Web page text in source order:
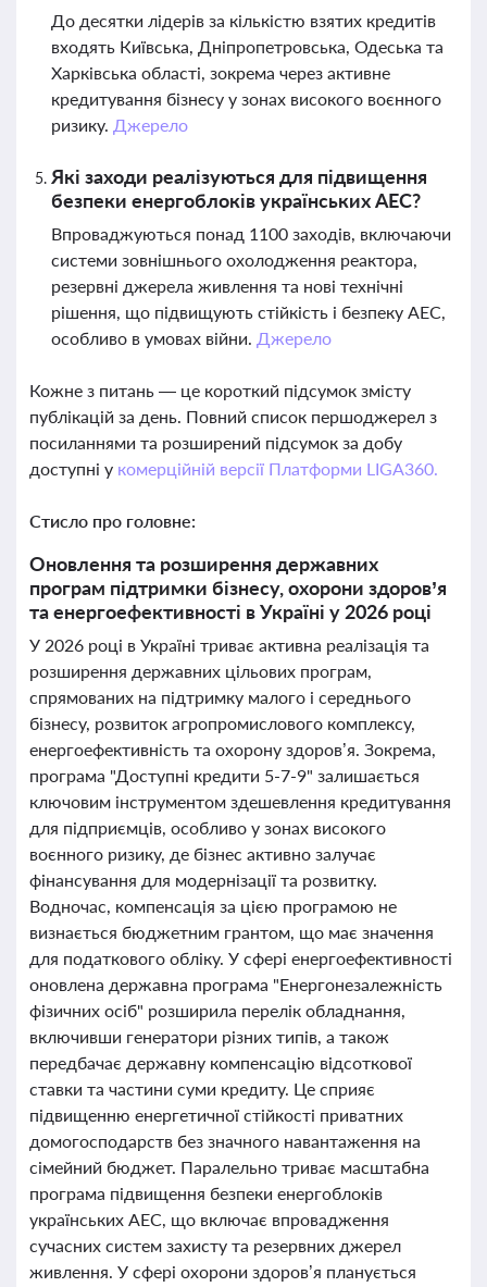
До десятки лідерів за кількістю взятих кредитів
входять Київська, Дніпропетровська, Одеська та
Харківська області, зокрема через активне
кредитування бізнесу у зонах високого воєнного
ризику. Джерело
Які заходи реалізуються для підвищення
безпеки енергоблоків українських АЕС?
Впроваджуються понад 1100 заходів, включаючи
системи зовнішнього охолодження реактора,
резервні джерела живлення та нові технічні
рішення, що підвищують стійкість і безпеку АЕС,
особливо в умовах війни. Джерело
Кожне з питань — це короткий підсумок змісту
публікацій за день. Повний список першоджерел з
посиланнями та розширений підсумок за добу
доступні у комерційній версії Платформи LIGA360.
Стисло про головне:
Оновлення та розширення державних
програм підтримки бізнесу, охорони здоров’я
та енергоефективності в Україні у 2026 році
У 2026 році в Україні триває активна реалізація та
розширення державних цільових програм,
спрямованих на підтримку малого і середнього
бізнесу, розвиток агропромислового комплексу,
енергоефективність та охорону здоров’я. Зокрема,
програма "Доступні кредити 5-7-9" залишається
ключовим інструментом здешевлення кредитування
для підприємців, особливо у зонах високого
воєнного ризику, де бізнес активно залучає
фінансування для модернізації та розвитку.
Водночас, компенсація за цією програмою не
визнається бюджетним грантом, що має значення
для податкового обліку. У сфері енергоефективності
оновлена державна програма "Енергонезалежність
фізичних осіб" розширила перелік обладнання,
включивши генератори різних типів, а також
передбачає державну компенсацію відсоткової
ставки та частини суми кредиту. Це сприяє
підвищенню енергетичної стійкості приватних
домогосподарств без значного навантаження на
сімейний бюджет. Паралельно триває масштабна
програма підвищення безпеки енергоблоків
українських АЕС, що включає впровадження
сучасних систем захисту та резервних джерел
живлення. У сфері охорони здоров’я планується